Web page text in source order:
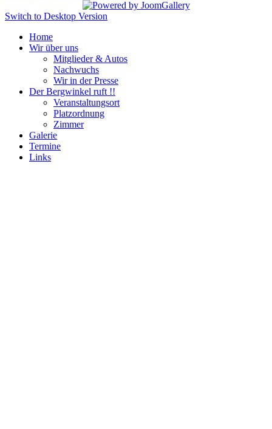
Switch to Desktop Version
Home
Wir über uns
Mitglieder & Autos
Nachwuchs
Wir in der Presse
Der Bergwinkel ruft !!
Veranstaltungsort
Platzordnung
Zimmer
Galerie
Termine
Links